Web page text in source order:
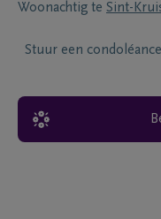
Woonachtig te Sint-
Stuur een